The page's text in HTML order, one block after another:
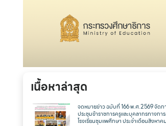
เนื้อหาล่าสุด
จดหมายข่าว ฉบับที่ 166 พ.ศ.2569 จัดก
ประชุมข้าราชการครูและบุคลากรทางกา
โรงเรียนชุมแพศึกษา ประจำเดือนสิงหาค